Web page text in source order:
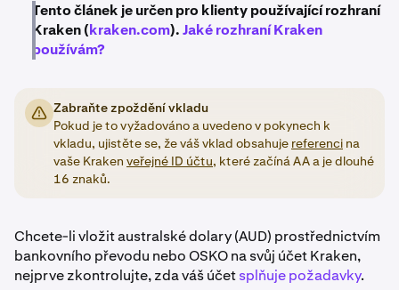
Tento článek je určen pro klienty používající rozhraní
Kraken (kraken.com).Jaké rozhraní Kraken
používám?
Zabraňte zpoždění vkladu
Pokud je to vyžadováno a uvedeno v pokynech k
vkladu, ujistěte se, že váš vklad obsahuje referenci na
vaše Kraken veřejné ID účtu, které začíná AA a je dlouhé
16 znaků.
Chcete-li vložit australské dolary (AUD) prostřednictvím
bankovního převodu nebo OSKO na svůj účet Kraken,
nejprve zkontrolujte, zda váš účetsplňuje požadavky.